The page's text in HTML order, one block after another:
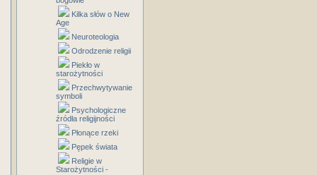
Kilka słów o New
Age
Neuroteologia
Odrodzenie religii
Piekło w
starożytności
Przechwytywanie
symboli
Psychologiczne
źródła religijności
Płonące rzeki
Pępek świata
Religie w
Starożytności -